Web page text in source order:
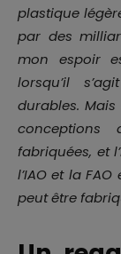
plastique
par des
mon espoir
lorsqu’il
durables.
conceptions
fabriquées, et
l’IAO et la
peut être